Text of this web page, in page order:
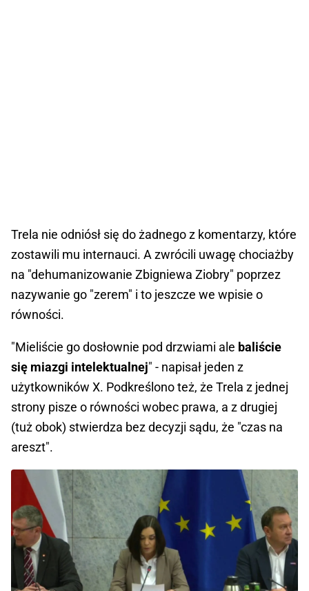
Trela nie odniósł się do żadnego z komentarzy, które
zostawili mu internauci. A zwrócili uwagę chociażby
na "dehumanizowanie Zbigniewa Ziobry" poprzez
nazywanie go "zerem" i to jeszcze we wpisie o
równości.
"Mieliście go dosłownie pod drzwiami ale baliście
się miazgi intelektualnej" - napisał jeden z
użytkowników X. Podkreślono też, że Trela z jednej
strony pisze o równości wobec prawa, a z drugiej
(tuż obok) stwierdza bez decyzji sądu, że "czas na
areszt".